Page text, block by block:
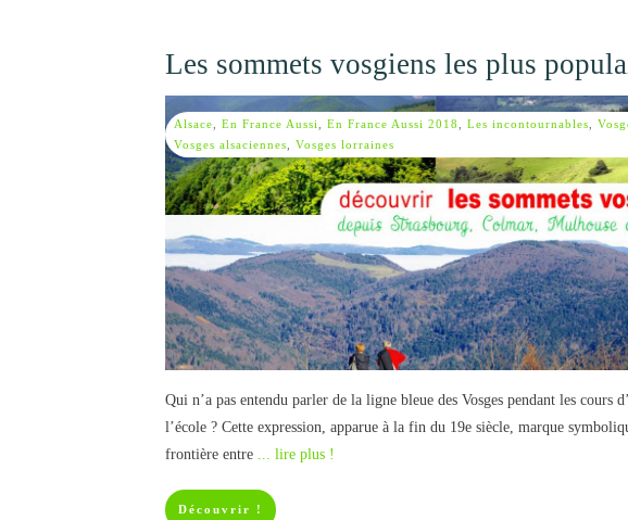
Les sommets vosgiens les plus
Alsace En France Aussi En France Aussi 2018 Les incontournables
Vosges alsaciennes
Vosges lorraines
Qui n’a pas entendu parler de la ligne bleue des Vosges pendant les cours
l’école ? Cette expression, apparue à la fin du 19e siècle, marque
frontière entre ... lire plus !
Découvrir !